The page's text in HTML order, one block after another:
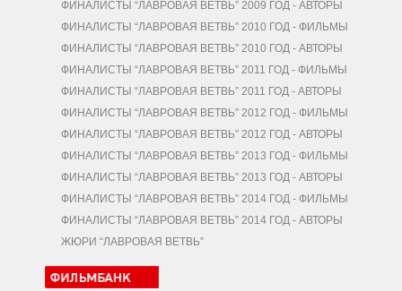
ФИНАЛИСТЫ “ЛАВРОВАЯ ВЕТВЬ” 2009 ГОД - АВТОРЫ
ФИНАЛИСТЫ “ЛАВРОВАЯ ВЕТВЬ” 2010 ГОД - ФИЛЬМЫ
ФИНАЛИСТЫ “ЛАВРОВАЯ ВЕТВЬ” 2010 ГОД - АВТОРЫ
ФИНАЛИСТЫ “ЛАВРОВАЯ ВЕТВЬ” 2011 ГОД - ФИЛЬМЫ
ФИНАЛИСТЫ “ЛАВРОВАЯ ВЕТВЬ” 2011 ГОД - АВТОРЫ
ФИНАЛИСТЫ “ЛАВРОВАЯ ВЕТВЬ” 2012 ГОД - ФИЛЬМЫ
ФИНАЛИСТЫ “ЛАВРОВАЯ ВЕТВЬ” 2012 ГОД - АВТОРЫ
ФИНАЛИСТЫ “ЛАВРОВАЯ ВЕТВЬ” 2013 ГОД - ФИЛЬМЫ
ФИНАЛИСТЫ “ЛАВРОВАЯ ВЕТВЬ” 2013 ГОД - АВТОРЫ
ФИНАЛИСТЫ “ЛАВРОВАЯ ВЕТВЬ” 2014 ГОД - ФИЛЬМЫ
ФИНАЛИСТЫ “ЛАВРОВАЯ ВЕТВЬ” 2014 ГОД - АВТОРЫ
ЖЮРИ “ЛАВРОВАЯ ВЕТВЬ”